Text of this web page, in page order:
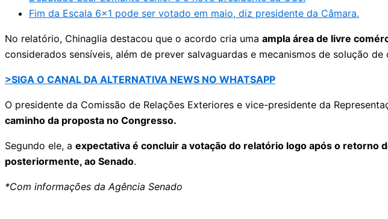
Fim da Escala 6×1 pode ser votado em maio, diz presidente da Câmara.
No relatório, Chinaglia destacou que o acordo cria uma ampla área de livre
considerados sensíveis, além de prever salvaguardas e mecanismos de solução de
>SIGA O CANAL DA ALTERNATIVA NEWS NO WHATSAPP
O presidente da Comissão de Relações Exteriores e vice-presidente da
caminho da proposta no Congresso.
Segundo ele, a expectativa é concluir a votação do relatório logo após o retorno
posteriormente, ao Senado.
*Com informações da Agência Senado